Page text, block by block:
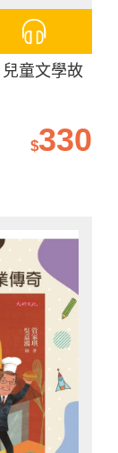
童文學故
$330